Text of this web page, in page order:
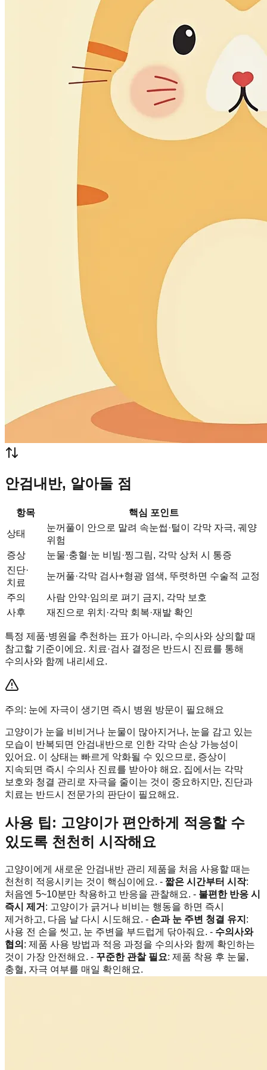
안검내반, 알아둘 점
항목 핵심 포인트
상태
눈꺼풀이 안으로 말려 속눈썹·털이 각막 자극, 궤양
위험
증상
눈물·충혈·눈 비빔·찡그림, 각막 상처 시 통증
진단·
치료
눈꺼풀·각막 검사+형광 염색, 뚜렷하면 수술적 교정
주의
사람 안약·임의로 펴기 금지, 각막 보호
사후
재진으로 위치·각막 회복·재발 확인
특정 제품·병원을 추천하는 표가 아니라, 수의사와 상의할 때
참고할 기준이에요. 치료·검사 결정은 반드시 진료를 통해
수의사와 함께 내리세요.
주의: 눈에 자극이 생기면 즉시 병원 방문이 필요해요
고양이가 눈을 비비거나 눈물이 많아지거나, 눈을 감고 있는
모습이 반복되면 안검내반으로 인한 각막 손상 가능성이
있어요. 이 상태는 빠르게 악화될 수 있으므로, 증상이
지속되면 즉시 수의사 진료를 받아야 해요. 집에서는 각막
보호와 청결 관리로 자극을 줄이는 것이 중요하지만, 진단과
치료는 반드시 전문가의 판단이 필요해요.
사용 팁: 고양이가 편안하게 적응할 수
있도록 천천히 시작해요
고양이에게 새로운 안검내반 관리 제품을 처음 사용할 때는
천천히 적응시키는 것이 핵심이에요. - 짧은 시간부터 시작:
처음엔 5~10분만 착용하고 반응을 관찰해요. - 불편한 반응 시
즉시 제거 : 고양이가 긁거나 비비는 행동을 하면 즉시
제거하고, 다음 날 다시 시도해요. - 손과 눈 주변 청결 유지 :
사용 전 손을 씻고, 눈 주변을 부드럽게 닦아줘요. - 수의사와
협의 : 제품 사용 방법과 적응 과정을 수의사와 함께 확인하는
것이 가장 안전해요. - 꾸준한 관찰 필요: 제품 착용 후 눈물,
충혈, 자극 여부를 매일 확인해요.